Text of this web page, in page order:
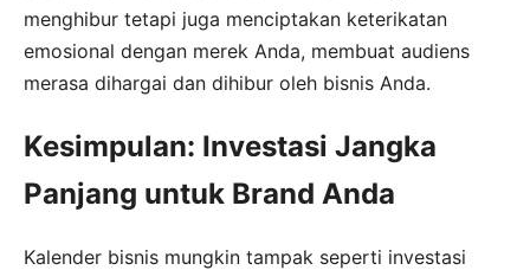
menghibur tetapi juga menciptakan keterikatan
emosional dengan merek Anda, membuat audiens
merasa dihargai dan dihibur oleh bisnis Anda.
Kesimpulan: Investasi Jangka
Panjang untuk Brand Anda
Kalender bisnis mungkin tampak seperti investasi